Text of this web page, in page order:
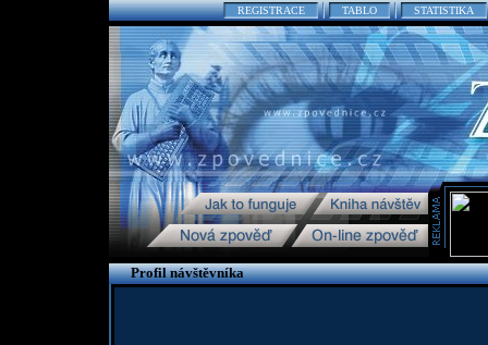
REGISTRACE TABLO STATISTIKA
Profil návštěvníka